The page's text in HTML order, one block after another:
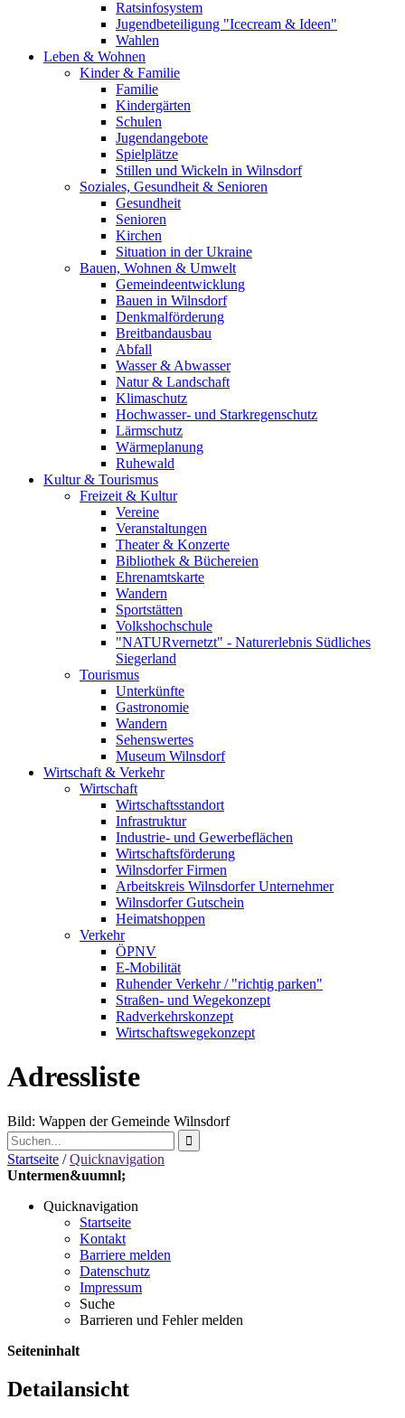
Ratsinfosystem
Jugendbeteiligung "Icecream & Ideen"
Wahlen
Leben & Wohnen
Kinder & Familie
Familie
Kindergärten
Schulen
Jugendangebote
Spielplätze
Stillen und Wickeln in Wilnsdorf
Soziales, Gesundheit & Senioren
Gesundheit
Senioren
Kirchen
Situation in der Ukraine
Bauen, Wohnen & Umwelt
Gemeindeentwicklung
Bauen in Wilnsdorf
Denkmalförderung
Breitbandausbau
Abfall
Wasser & Abwasser
Natur & Landschaft
Klimaschutz
Hochwasser- und Starkregenschutz
Lärmschutz
Wärmeplanung
Ruhewald
Kultur & Tourismus
Freizeit & Kultur
Vereine
Veranstaltungen
Theater & Konzerte
Bibliothek & Büchereien
Ehrenamtskarte
Wandern
Sportstätten
Volkshochschule
"NATURvernetzt" - Naturerlebnis Südliches
Siegerland
Tourismus
Unterkünfte
Gastronomie
Wandern
Sehenswertes
Museum Wilnsdorf
Wirtschaft & Verkehr
Wirtschaft
Wirtschaftsstandort
Infrastruktur
Industrie- und Gewerbeflächen
Wirtschaftsförderung
Wilnsdorfer Firmen
Arbeitskreis Wilnsdorfer Unternehmer
Wilnsdorfer Gutschein
Heimatshoppen
Verkehr
ÖPNV
E-Mobilität
Ruhender Verkehr / "richtig parken"
Straßen- und Wegekonzept
Radverkehrskonzept
Wirtschaftswegekonzept
Adressliste
Bild: Wappen der Gemeinde Wilnsdorf
Startseite /Quicknavigation
Untermen&uumnl;
Quicknavigation
Startseite
Kontakt
Barriere melden
Datenschutz
Impressum
Suche
Barrieren und Fehler melden
Seiteninhalt
Detailansicht